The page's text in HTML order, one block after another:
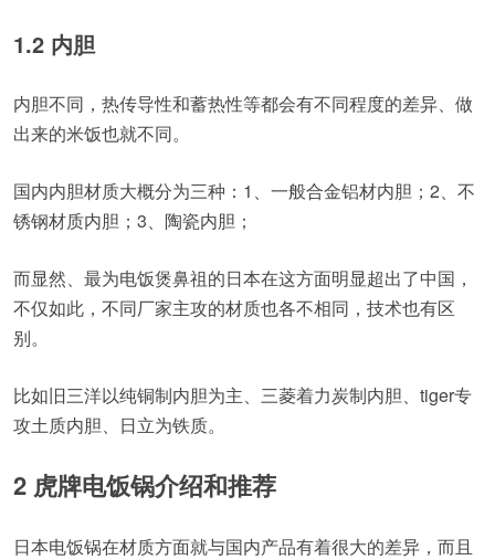
1.2 内胆
内胆不同，热传导性和蓄热性等都会有不同程度的差异、做
出来的米饭也就不同。
国内内胆材质大概分为三种：1、一般合金铝材内胆；2、不
锈钢材质内胆；3、陶瓷内胆；
而显然、最为电饭煲鼻祖的日本在这方面明显超出了中国，
不仅如此，不同厂家主攻的材质也各不相同，技术也有区
别。
比如旧三洋以纯铜制内胆为主、三菱着力炭制内胆、tiger专
攻土质内胆、日立为铁质。
2 虎牌电饭锅介绍和推荐
日本电饭锅在材质方面就与国内产品有着很大的差异，而且